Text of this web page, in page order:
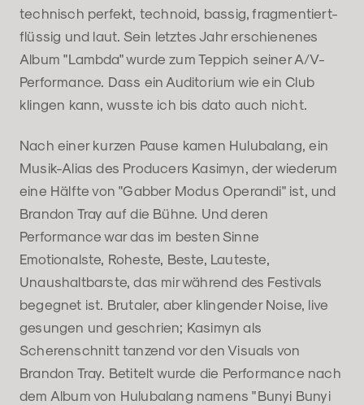
technisch perfekt, technoid, bassig, fragmentiert-
flüssig und laut. Sein letztes Jahr erschienenes
Album "Lambda" wurde zum Teppich seiner A/V-
Performance. Dass ein Auditorium wie ein Club
klingen kann, wusste ich bis dato auch nicht.
Nach einer kurzen Pause kamen Hulubalang, ein
Musik-Alias des Producers Kasimyn, der wiederum
eine Hälfte von "Gabber Modus Operandi" ist, und
Brandon Tray auf die Bühne. Und deren
Performance war das im besten Sinne
Emotionalste, Roheste, Beste, Lauteste,
Unaushaltbarste, das mir während des Festivals
begegnet ist. Brutaler, aber klingender Noise, live
gesungen und geschrien; Kasimyn als
Scherenschnitt tanzend vor den Visuals von
Brandon Tray. Betitelt wurde die Performance nach
dem Album von Hulubalang namens "Bunyi Bunyi